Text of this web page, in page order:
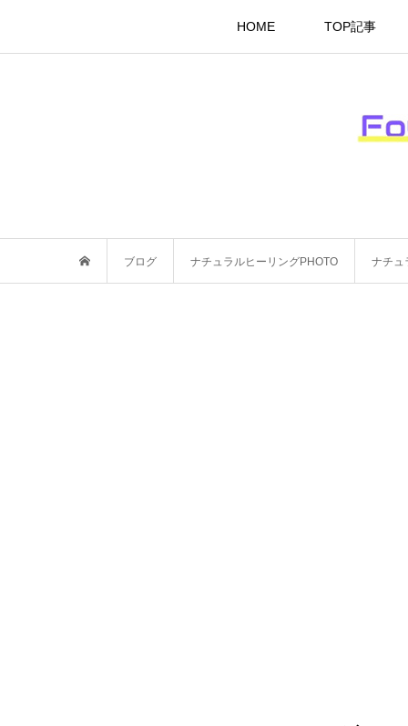
HOME TOP記事
ブログ ナチュラルヒーリングPHOTO ナチュ